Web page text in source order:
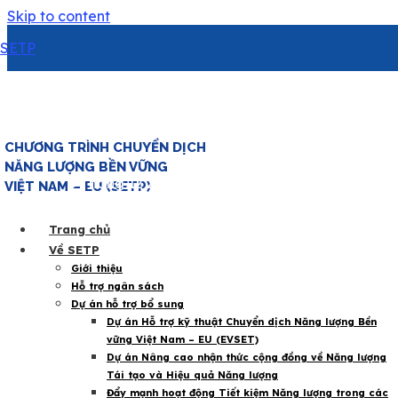
Skip to content
SETP
CHƯƠNG TRÌNH CHUYỂN DỊCH
NĂNG LƯỢNG BỀN VỮNG
VIỆT NAM – EU (SETP)
Trang chủ
Về SETP
Giới thiệu
Hỗ trợ ngân sách
Dự án hỗ trợ bổ sung
Dự án Hỗ trợ kỹ thuật Chuyển dịch Năng lượng Bền
vững Việt Nam – EU (EVSET)
Dự án Nâng cao nhận thức cộng đồng về Năng lượng
Tái tạo và Hiệu quả Năng lượng
Đẩy mạnh hoạt động Tiết kiệm Năng lượng trong các
5 Tháng 12 2024
|
Chiều 4/12, tại Hà Nội, Ban Chỉ đạo Chương trình
họp lần thứ 3 nhằm cập nhật tiến độ giải ngân gói hỗ